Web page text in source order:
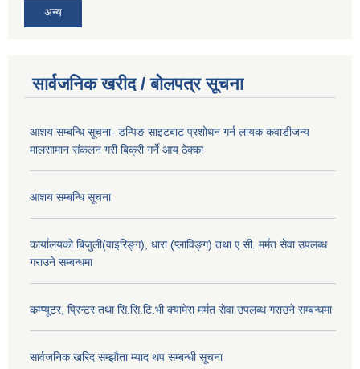
अन्य
सार्वजनिक खरीद / बोलपत्र सूचना
आशय सम्बन्धि सूचना- डम्पिङ साइटबाट प्रशोधन गर्न लायक कवाडीजन्य
मालसामान संकलन गरी बिक्री गर्ने आय ठेक्का
आशय सम्बन्धि सूचना
कार्यालयको बिजुली(वाइरिङ्ग), धारा (प्लाविङ्ग) तथा ए.सी. मर्मत सेवा उपलब्ध
गराउने सम्बन्धमा
कम्प्यूटर, प्रिन्टर तथा सि.सि.टि.भी क्यामेरा मर्मत सेवा उपलब्ध गराउने सम्बन्धमा
सार्वजनिक खरिद सम्झौता म्याद थप सम्बन्धी सूचना